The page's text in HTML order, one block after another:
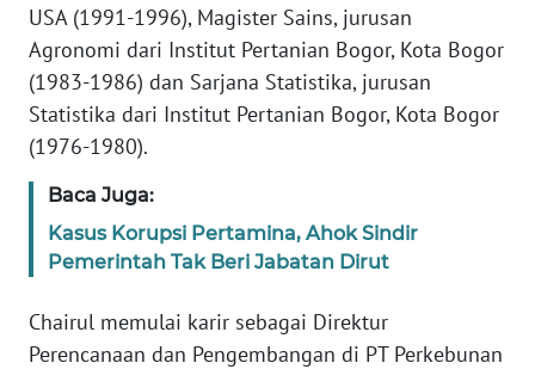
USA (1991-1996), Magister Sains, jurusan
Agronomi dari Institut Pertanian Bogor, Kota Bogor
(1983-1986) dan Sarjana Statistika, jurusan
Statistika dari Institut Pertanian Bogor, Kota Bogor
(1976-1980).
Baca Juga:
Kasus Korupsi Pertamina, Ahok Sindir
Pemerintah Tak Beri Jabatan Dirut
Chairul memulai karir sebagai Direktur
Perencanaan dan Pengembangan di PT Perkebunan
NTT
WN
KEPRI
PAPUA
PAPUA
BARAT